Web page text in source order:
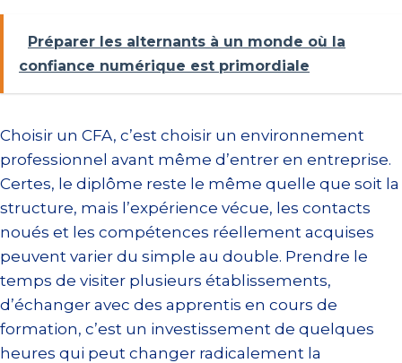
Préparer les alternants à un monde où la
confiance numérique est primordiale
Choisir un CFA, c’est choisir un environnement
professionnel avant même d’entrer en entreprise.
Certes, le diplôme reste le même quelle que soit la
structure, mais l’expérience vécue, les contacts
noués et les compétences réellement acquises
peuvent varier du simple au double. Prendre le
temps de visiter plusieurs établissements,
d’échanger avec des apprentis en cours de
formation, c’est un investissement de quelques
heures qui peut changer radicalement la